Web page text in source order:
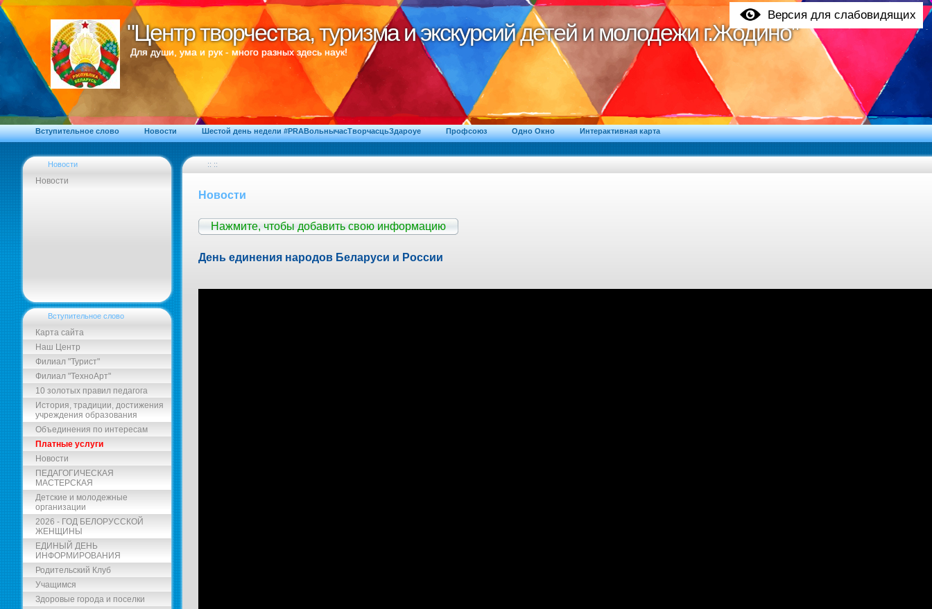
Версия для слабовидящих
"Центр творчества, туризма и экскурсий детей и молодежи г.Жодино"
"Центр творчества, туризма и экскурсий детей и молодежи г.Жодино"
Для души, ума и рук - много разных здесь наук!
Вступительное слово Новости Шестой день недели #PRAВольнычасТворчасцьЗдароуе Профсоюз Одно Окно Интерактивная карта
Новости
Новости
Вступительное слово
Карта сайта
Наш Центр
Филиал "Турист"
Филиал "ТехноАрт"
10 золотых правил педагога
История, традиции, достижения
учреждения образования
Объединения по интересам
Платные услуги
Новости
ПЕДАГОГИЧЕСКАЯ
МАСТЕРСКАЯ
Детские и молодежные
организации
2026 - ГОД БЕЛОРУССКОЙ
ЖЕНЩИНЫ
ЕДИНЫЙ ДЕНЬ
ИНФОРМИРОВАНИЯ
Родительский Клуб
Учащимся
Здоровые города и поселки
:: ::
Новости
Нажмите, чтобы добавить свою информацию
День единения народов Беларуси и России